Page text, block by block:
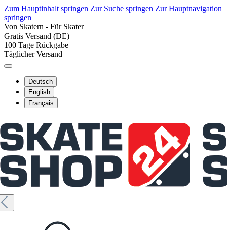
Zum Hauptinhalt springen Zur Suche springen Zur Hauptnavigation
springen
Von Skatern - Für Skater
Gratis Versand (DE)
100 Tage Rückgabe
Täglicher Versand
Deutsch
English
Français